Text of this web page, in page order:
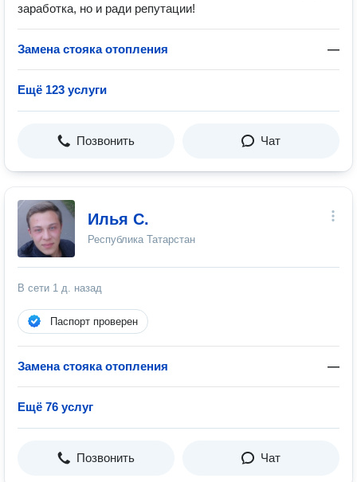
заработка, но и ради репутации!
Замена стояка отопления —
Ещё 123 услуги
Позвонить Чат
Илья С.
Республика Татарстан
В сети 1 д. назад
Паспорт проверен
Замена стояка отопления —
Ещё 76 услуг
Позвонить Чат